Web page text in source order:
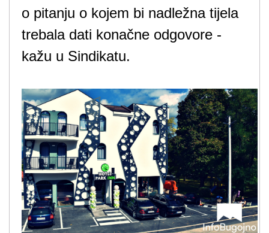
o pitanju o kojem bi nadležna tijela
trebala dati konačne odgovore -
kažu u Sindikatu.